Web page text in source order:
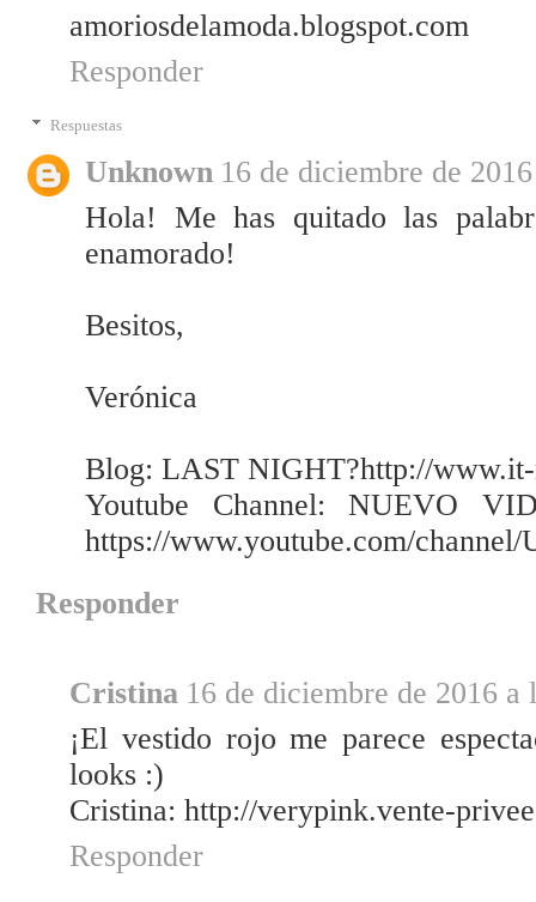
amoriosdelamoda.blogspot.com
Responder
Respuestas
Unknown 16 de diciembre de
Hola! Me has quitado las
enamorado!
Besitos,
Verónica
Blog: LAST NIGHT?http://
Youtube Channel: NUEVO
https://www.youtube.com/
Responder
Cristina 16 de diciembre de 2016 a
¡El vestido rojo me parece
looks :)
Cristina: http://verypink.vente-
Responder